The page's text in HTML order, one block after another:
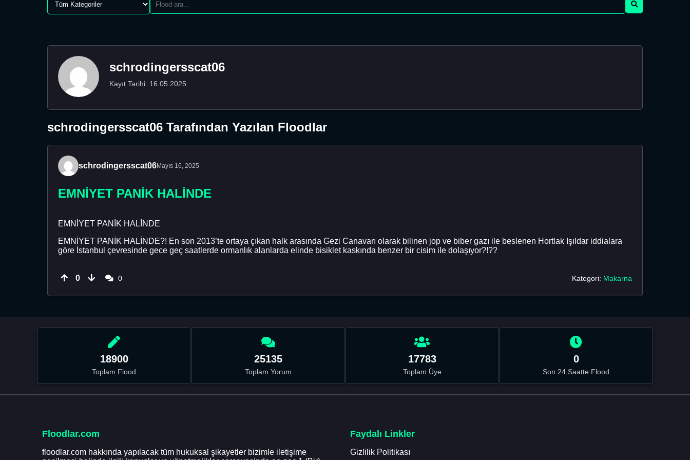
schrodingersscat06
Kayıt Tarihi: 16.05.2025
schrodingersscat06 Tarafından Yazılan Floodlar
schrodingersscat06Mayıs 16, 2025
EMNİYET PANİK HALİNDE
EMNİYET PANİK HALİNDE
EMNİYET PANİK HALİNDE?! En son 2013’te ortaya çıkan halk arasında Gezi Canavarı olarak bilinen jop ve biber gazı ile beslenen Hortlak Işıldar iddialara
göre İstanbul çevresinde gece geç saatlerde ormanlık alanlarda elinde bisiklet kaskında benzer bir cisim ile dolaşıyor?!??
0 0 Kategori: Makarna
18900
Toplam Flood
25135
Toplam Yorum
17783
Toplam Üye
0
Son 24 Saatte Flood
Floodlar.com
floodlar.com hakkında yapılacak tüm hukuksal şikayetler bizimle iletişime
Faydalı Linkler
Gizlilik Politikası